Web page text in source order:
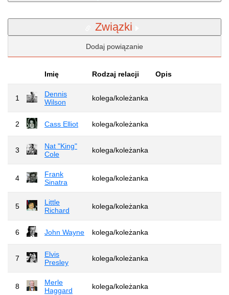
Związki
Dodaj powiązanie
Imię Rodzaj relacji Opis
1
Dennis
Wilson
kolega/koleżanka
2 Cass Elliot kolega/koleżanka
3
Nat "King"
Cole
kolega/koleżanka
4
Frank
Sinatra
kolega/koleżanka
5
Little
Richard
kolega/koleżanka
6 John Wayne kolega/koleżanka
7
Elvis
Presley
kolega/koleżanka
8
Merle
Haggard
kolega/koleżanka